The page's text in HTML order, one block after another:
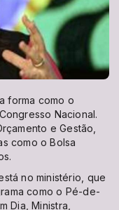
forma como o
Nacional.
e Gestão,
como o Bolsa
no ministério, que
como o Pé-de-
Dia, Ministra,